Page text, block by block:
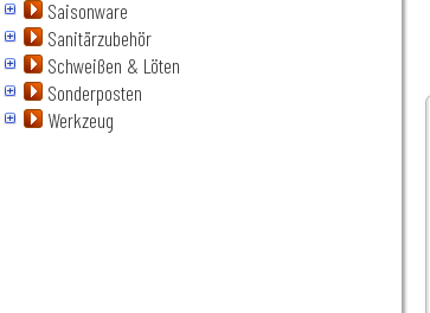
Saisonware
Sanitärzubehör
Schweißen & Löten
Sonderposten
Werkzeug